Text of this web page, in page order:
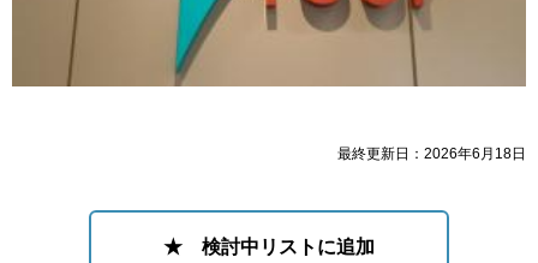
最終更新日：2026年6月18日
★ 検討中リストに追加